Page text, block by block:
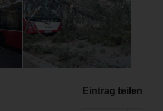
Eintrag teilen